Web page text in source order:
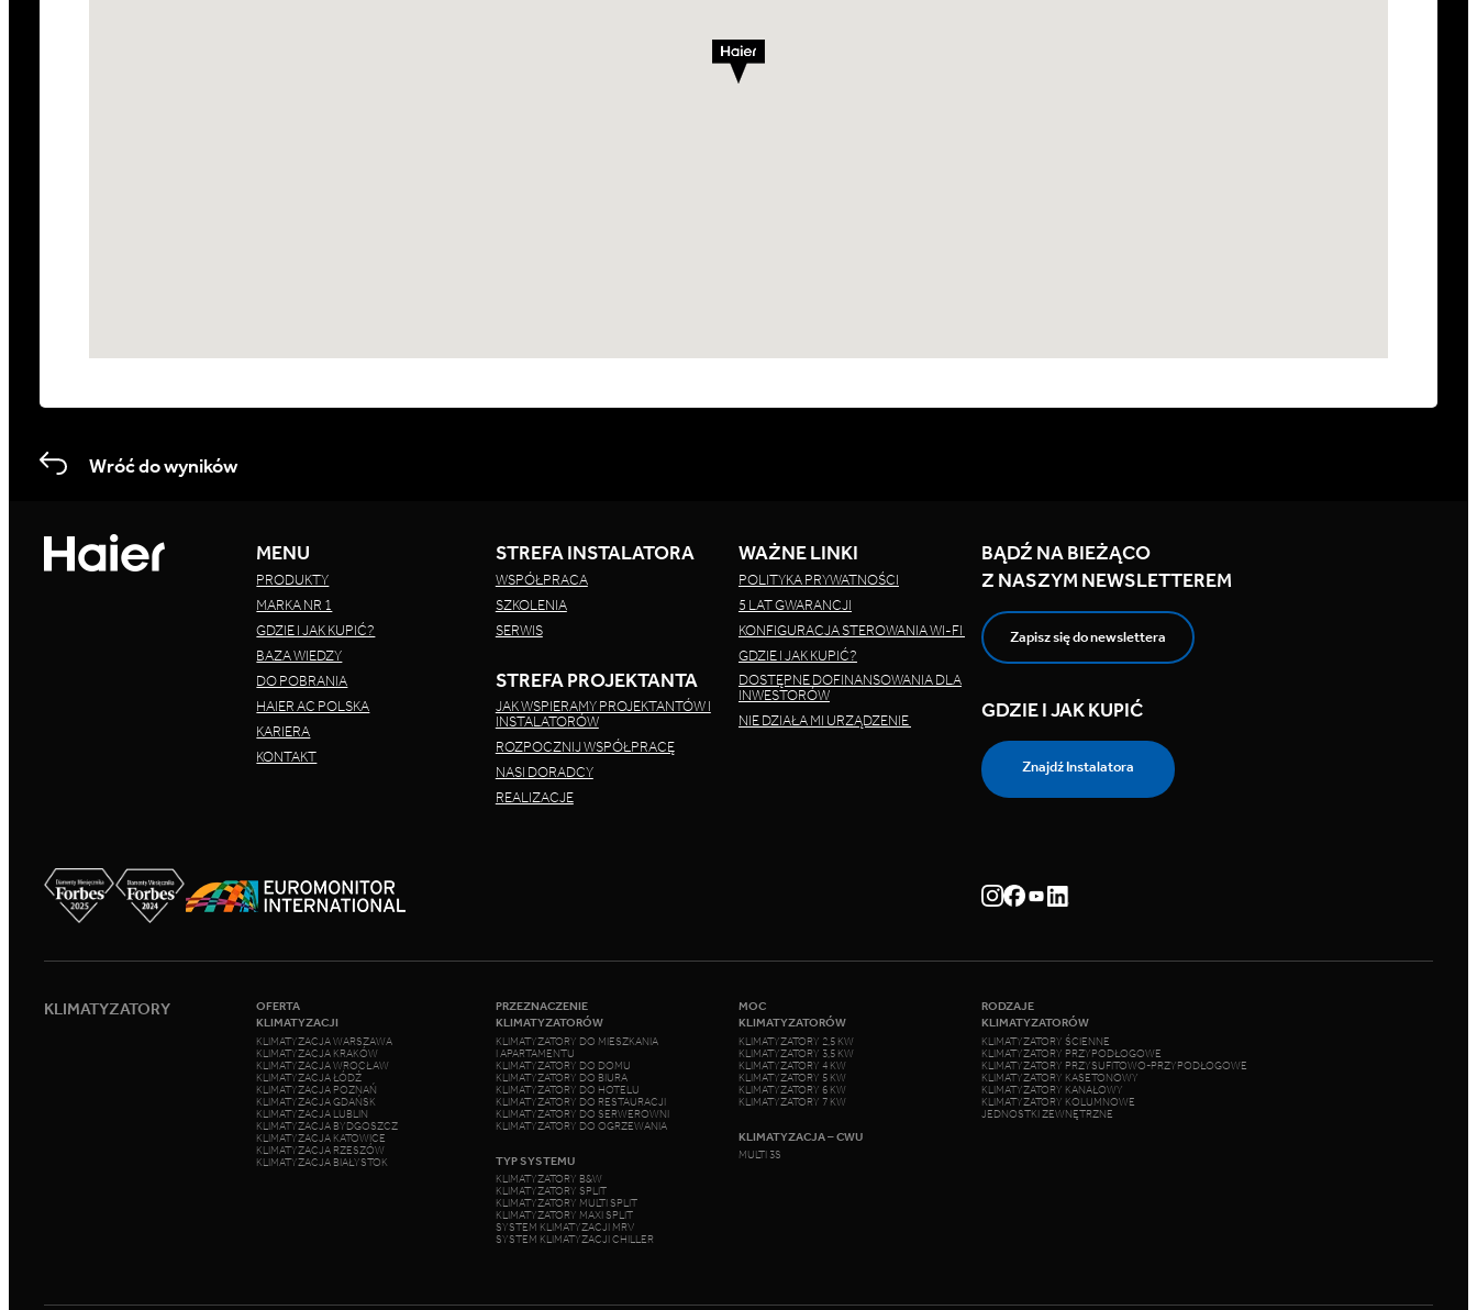
Wróć do wyników
MENU
PRODUKTY
MARKA NR 1
GDZIE I JAK KUPIĆ?
BAZA WIEDZY
DO POBRANIA
HAIER AC POLSKA
KARIERA
KONTAKT
STREFA INSTALATORA
WSPÓŁPRACA
SZKOLENIA
SERWIS
STREFA PROJEKTANTA
JAK WSPIERAMY PROJEKTANTÓW I
INSTALATORÓW
ROZPOCZNIJ WSPÓŁPRACĘ
NASI DORADCY
REALIZACJE
WAŻNE LINKI
POLITYKA PRYWATNOŚCI
5 LAT GWARANCJI
KONFIGURACJA STEROWANIA WI-FI
GDZIE I JAK KUPIĆ?
DOSTĘPNE DOFINANSOWANIA DLA
INWESTORÓW
NIE DZIAŁA MI URZĄDZENIE
BĄDŹ NA BIEŻĄCO
Z NASZYM NEWSLETTEREM
Zapisz się do newslettera
GDZIE I JAK KUPIĆ
Znajdź Instalatora
KLIMATYZATORY
OFERTA
KLIMATYZACJI
KLIMATYZACJA WARSZAWA
KLIMATYZACJA KRAKÓW
KLIMATYZACJA WROCŁAW
KLIMATYZACJA ŁÓDŹ
KLIMATYZACJA POZNAŃ
KLIMATYZACJA GDAŃSK
KLIMATYZACJA LUBLIN
KLIMATYZACJA BYDGOSZCZ
KLIMATYZACJA KATOWICE
KLIMATYZACJA RZESZÓW
KLIMATYZACJA BIAŁYSTOK
PRZEZNACZENIE
KLIMATYZATORÓW
KLIMATYZATORY DO MIESZKANIA
I APARTAMENTU
KLIMATYZATORY DO DOMU
KLIMATYZATORY DO BIURA
KLIMATYZATORY DO HOTELU
KLIMATYZATORY DO RESTAURACJI
KLIMATYZATORY DO SERWEROWNI
KLIMATYZATORY DO OGRZEWANIA
TYP SYSTEMU
KLIMATYZATORY B&W
KLIMATYZATORY SPLIT
KLIMATYZATORY MULTI SPLIT
KLIMATYZATORY MAXI SPLIT
SYSTEM KLIMATYZACJI MRV
SYSTEM KLIMATYZACJI CHILLER
MOC
KLIMATYZATORÓW
KLIMATYZATORY 2,5 KW
KLIMATYZATORY 3,5 KW
KLIMATYZATORY 4 KW
KLIMATYZATORY 5 KW
KLIMATYZATORY 6 KW
KLIMATYZATORY 7 KW
KLIMATYZACJA – CWU
MULTI 3S
RODZAJE
KLIMATYZATORÓW
KLIMATYZATORY ŚCIENNE
KLIMATYZATORY PRZYPODŁOGOWE
KLIMATYZATORY PRZYSUFITOWO-PRZYPODŁOGOWE
KLIMATYZATORY KASETONOWY
KLIMATYZATORY KANAŁOWY
KLIMATYZATORY KOLUMNOWE
JEDNOSTKI ZEWNĘTRZNE